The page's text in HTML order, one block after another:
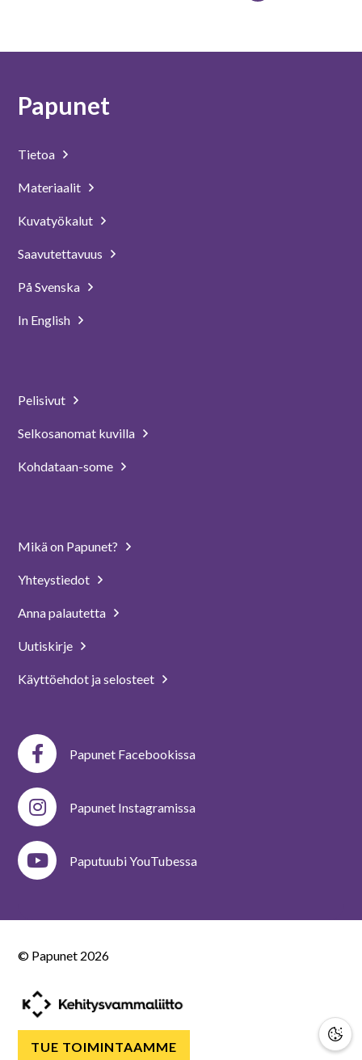
Papunet
Tietoa
Materiaalit
Kuvatyökalut
Saavutettavuus
På Svenska
In English
Pelisivut
Selkosanomat kuvilla
Kohdataan-some
Mikä on Papunet?
Yhteystiedot
Anna palautetta
Uutiskirje
Käyttöehdot ja selosteet
Papunet Facebookissa
Papunet Instagramissa
Paputuubi YouTubessa
© Papunet 2026
TUE TOIMINTAAMME